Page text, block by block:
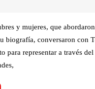
y mujeres, que
biografía, conversaron con
para representar a través